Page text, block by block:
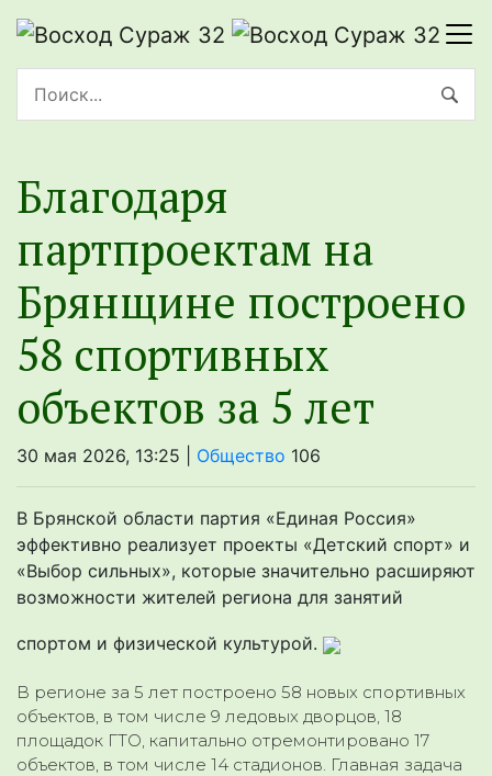
Благодаря
партпроектам на
Брянщине построено
58 спортивных
объектов за 5 лет
30 мая 2026, 13:25 | Общество 106
В Брянской области партия «Единая Россия»
эффективно реализует проекты «Детский спорт» и
«Выбор сильных», которые значительно расширяют
возможности жителей региона для занятий
спортом и физической культурой.
В регионе за 5 лет построено 58 новых спортивных
объектов, в том числе 9 ледовых дворцов, 18
площадок ГТО, капитально отремонтировано 17
объектов, в том числе 14 стадионов. Главная задача